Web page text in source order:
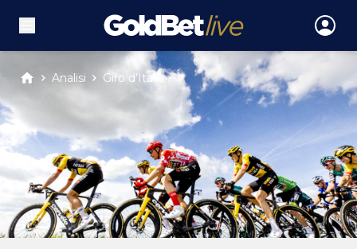
Analisi Giro d’Italia ...